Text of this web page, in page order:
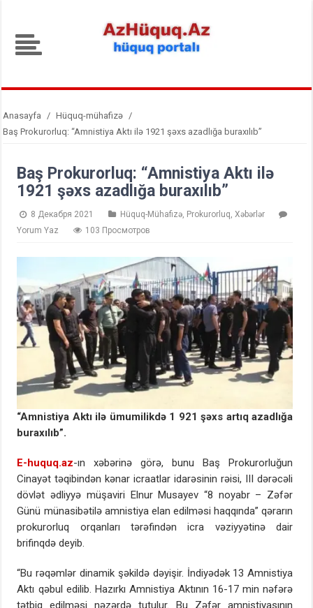
Anasayfa / Hüquq-mühafizə /
Baş Prokurorluq: “Amnistiya Aktı ilə 1921 şəxs azadlığa buraxılıb”
Baş Prokurorluq: “Amnistiya Aktı ilə
1921 şəxs azadlığa buraxılıb”
8 Декабря 2021 Hüquq-Mühafizə Prokurorluq ,Xəbərlər
Yorum Yaz
103 Просмотров
“Amnistiya Aktı ilə ümumilikdə 1 921 şəxs artıq azadlığa
buraxılıb”.
E-huquq.az-ın xəbərinə görə, bunu Baş Prokurorluğun
Cinayət təqibindən kənar icraatlar idarəsinin rəisi, III dərəcəli
dövlət ədliyyə müşaviri Elnur Musayev “8 noyabr – Zəfər
Günü münasibətilə amnistiya elan edilməsi haqqında” qərarın
prokurorluq orqanları tərəfindən icra vəziyyətinə dair
brifinqdə deyib.
“Bu rəqəmlər dinamik şəkildə dəyişir. İndiyədək 13 Amnistiya
Aktı qəbul edilib. Hazırkı Amnistiya Aktının 16-17 min nəfərə
tətbiq edilməsi nəzərdə tutulur. Bu Zəfər amnistiyasının